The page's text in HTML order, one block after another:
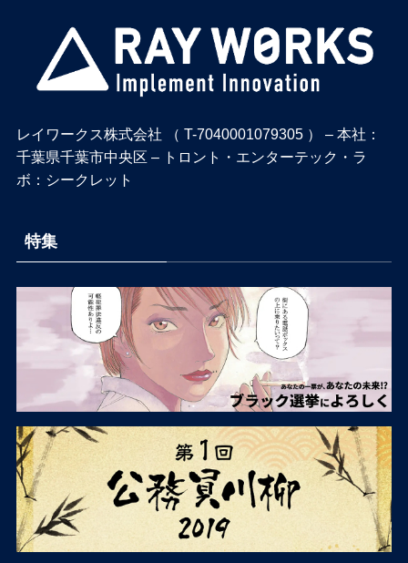
レイワークス株式会社 （ T-7040001079305 ） – 本社：
千葉県千葉市中央区 – トロント・エンターテック・ラ
ボ：シークレット
特集